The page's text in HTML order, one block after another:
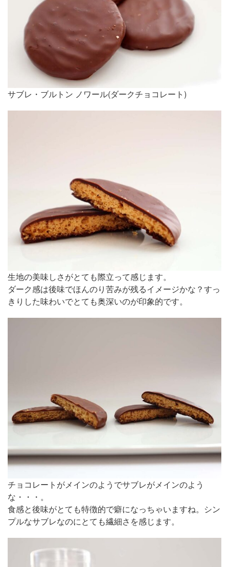
サブレ・ブルトン ノワール(ダークチョコレート)
生地の美味しさがとても際立って感じます。
ダーク感は後味でほんのり苦みが残るイメージかな？すっ
きりした味わいでとても奥深いのが印象的です。
チョコレートがメインのようでサブレがメインのよう
な・・・。
食感と後味がとても特徴的で癖になっちゃいますね。シン
プルなサブレなのにとても繊細さを感じます。